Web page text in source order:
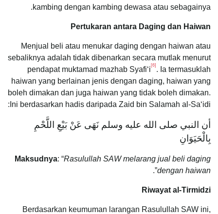
kambing dengan kambing dewasa atau sebagainya.
Pertukaran antara Daging dan Haiwan
Menjual beli atau menukar daging dengan haiwan atau
sebaliknya adalah tidak dibenarkan secara mutlak menurut
pendapat muktamad mazhab Syafi‘i [6] . Ia termasuklah
haiwan yang berlainan jenis dengan daging, haiwan yang
boleh dimakan dan juga haiwan yang tidak boleh dimakan.
Ini berdasarkan hadis daripada Zaid bin Salamah al-Sa‘idi:
أن النبي صلى الله عليه وسلم نَهَى عَنْ بَيْعِ اللَّحْمِ
بِالْحَيَوَانِ
Maksudnya: “Rasulullah SAW melarang jual beli daging
dengan haiwan
”.
Riwayat al-Tirmidzi
Berdasarkan keumuman larangan Rasulullah SAW ini,